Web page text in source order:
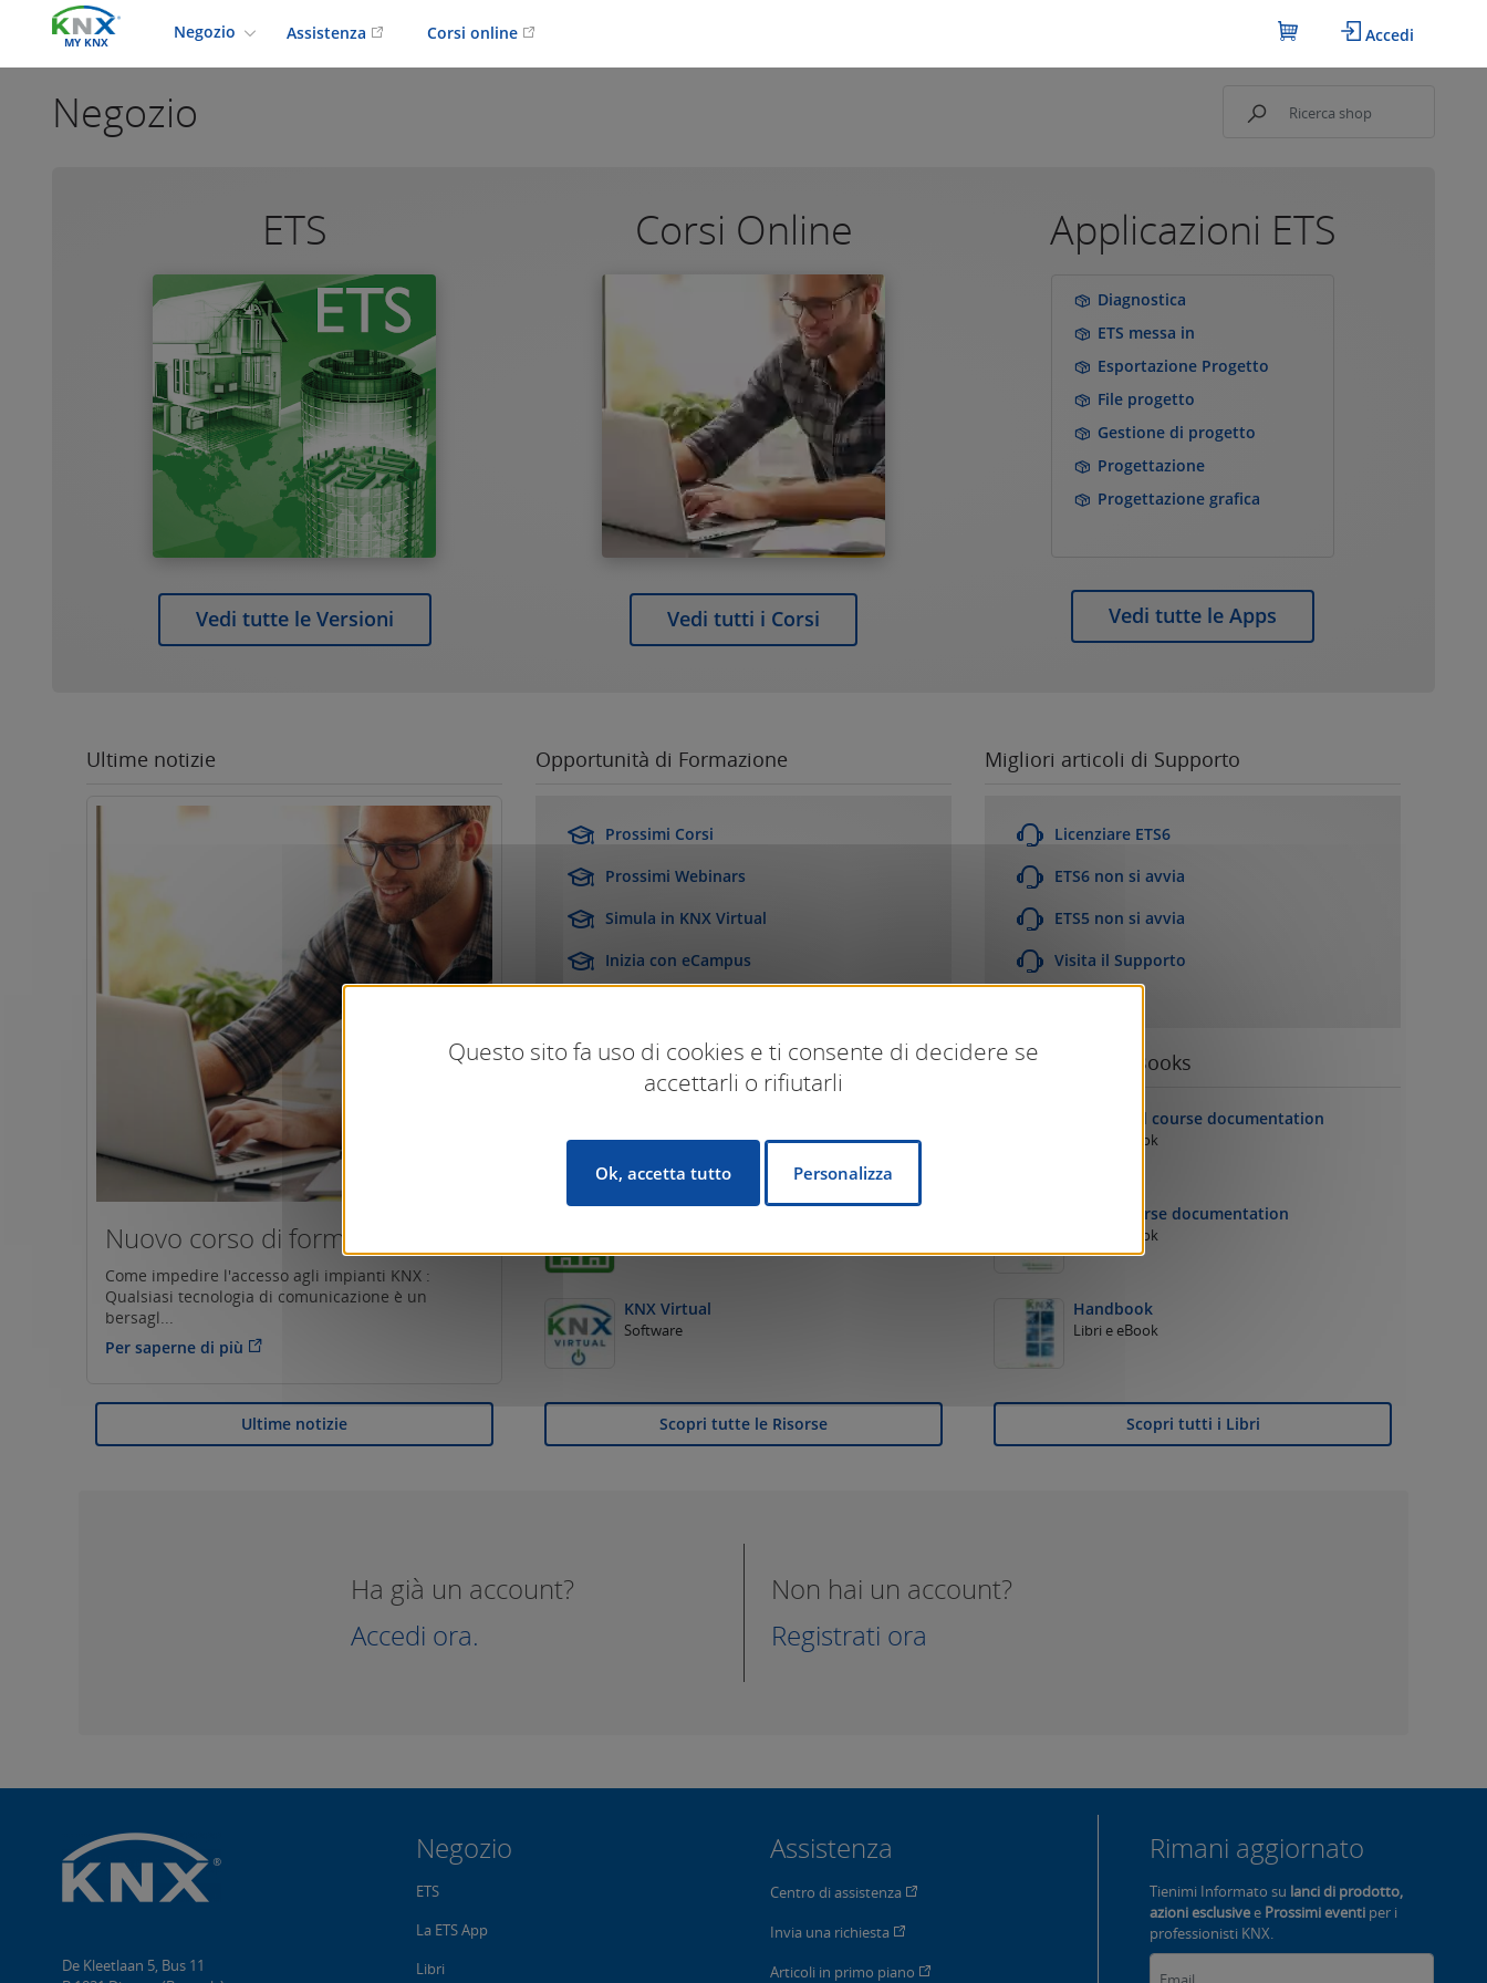
MY KNX
Negozio Assistenza Corsi online Accedi
Negozio
ETS
Vedi tutte le Versioni
Corsi Online
Vedi tutti i Corsi
Applicazioni ETS
Diagnostica
ETS messa in
Esportazione Progetto
File progetto
Gestione di progetto
Progettazione
Progettazione grafica
Vedi tutte le Apps
Ultime notizie
Nuovo corso di formazione...
Come impedire l'accesso agli impianti KNX :
Qualsiasi tecnologia di comunicazione è un
bersagl...
Per saperne di più
Ultime notizie
Opportunità di Formazione
Prossimi Corsi
Prossimi Webinars
Simula in KNX Virtual
Inizia con eCampus
Risorse da non perdere
KNX Specifications
ETS6 Professional
KNX Virtual
Software
Scopri tutte le Risorse
Migliori articoli di Supporto
Licenziare ETS6
ETS6 non si avvia
ETS5 non si avvia
Visita il Supporto
Migliori libri & eBooks
Advanced course documentation
Libri e eBook
Basic course documentation
Libri e eBook
Handbook
Libri e eBook
Scopri tutti i Libri
Ha già un account?
Accedi ora.
Non hai un account?
Registrati ora
Negozio
ETS
La ETS App
Libri
Assistenza
Centro di assistenza
Invia una richiesta
Articoli in primo piano
Rimani aggiornato
Tienimi Informato su lanci di prodotto,
azioni esclusivee Prossimi eventi per i
professionisti KNX.
De Kleetlaan 5, Bus 11
Questo sito fa uso di cookies e ti consente di decidere se
accettarli o rifiutarli
Ok, accetta tutto Personalizza